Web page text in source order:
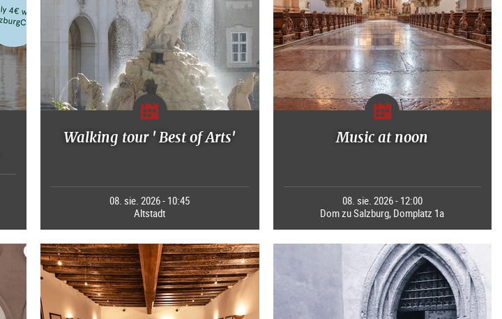
Walking tour ' Best of Arts'
08. sie. 2026 - 10:45
Altstadt
Music at noon
08. sie. 2026 - 12:00
Dom zu Salzburg, Domplatz 1a